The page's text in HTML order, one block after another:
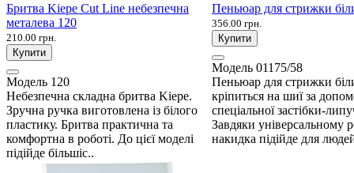
Бритва Kiepe Cut Line небезпечна
металева 120
210.00 грн.
Купити
Модель 120
Небезпечна складна бритва Kiepe.
Зручна ручка виготовлена ​​із білого
пластику. Бритва практична та
комфортна в роботі. До цієї моделі
підійде більшіс..
Пеньюар для стрижки
356.00 грн.
Купити
Модель 01175/58
Пеньюар для стрижки
кріпиться на шиї за
спеціальної застібки-
Завдяки універсальному
накидка підійде для